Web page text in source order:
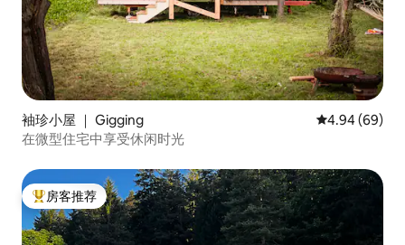
袖珍小屋 ｜ Gigging 平均评分 4.94
4.94 (69)
在微型住宅中享受休闲时光
热门「房客推荐」
房客推荐